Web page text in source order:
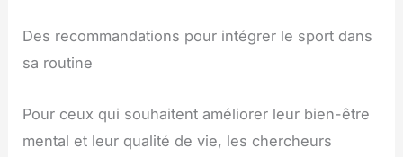
Des recommandations pour intégrer le sport dans
sa routine
Pour ceux qui souhaitent améliorer leur bien-être
mental et leur qualité de vie, les chercheurs